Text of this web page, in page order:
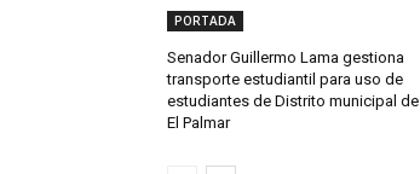
PORTADA
Senador Guillermo Lama gestiona
transporte estudiantil para uso de
estudiantes de Distrito municipal de
El Palmar